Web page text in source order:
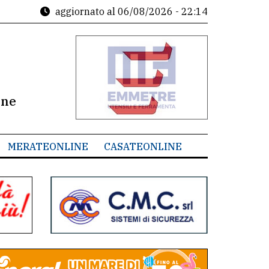
aggiornato al 06/08/2026 - 22:14
MERATEONLINE CASATEONLINE